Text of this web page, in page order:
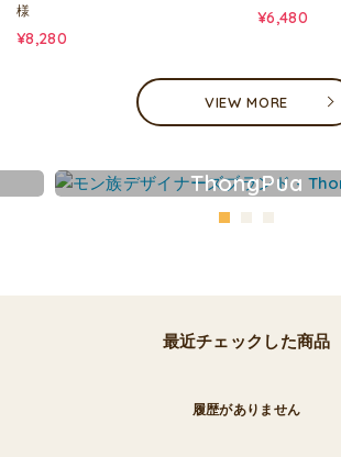
様
¥8,280
¥6,480
VIEW MORE
ThongPua
最近チェックした商品
履歴がありません